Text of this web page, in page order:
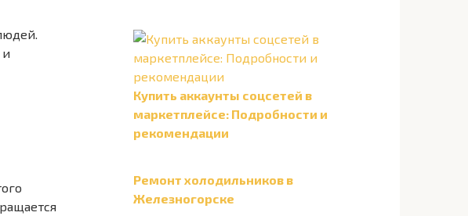
Купить аккаунты соцсетей в
маркетплейсе: Подробности и
рекомендации
Ремонт холодильников в
Железногорске